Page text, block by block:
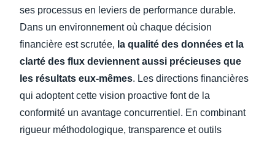
ses processus en leviers de performance durable.
Dans un environnement où chaque décision
financière est scrutée, la qualité des données et la
clarté des flux deviennent aussi précieuses que
les résultats eux-mêmes. Les directions financières
qui adoptent cette vision proactive font de la
conformité un avantage concurrentiel. En combinant
rigueur méthodologique, transparence et outils